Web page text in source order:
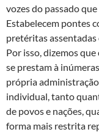
vozes do passado
Estabelecem pontes
pretéritas
Por isso, dizemos
se prestam à
própria
individual, tanto
de povos e nações,
forma mais restrita